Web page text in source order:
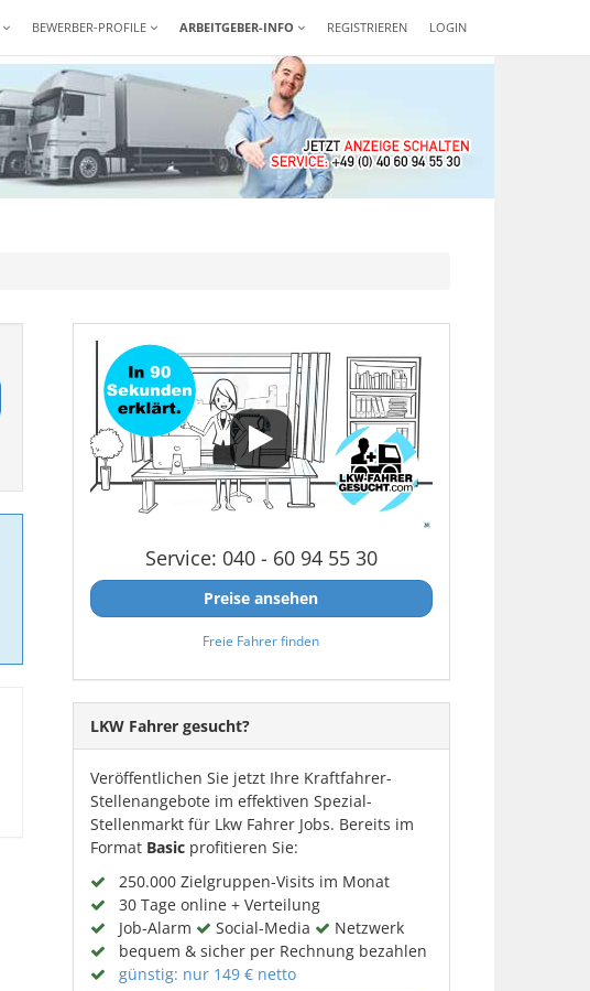
REGISTRIEREN LOGIN
BEWERBER-PROFILE ARBEITGEBER-INFO
Service: 040 - 60 94 55 30
Preise ansehen
Freie Fahrer finden
LKW Fahrer gesucht?
Veröffentlichen Sie jetzt Ihre Kraftfahrer-
Stellenangebote im effektiven Spezial-
Stellenmarkt für Lkw Fahrer Jobs. Bereits im
Format Basicprofitieren Sie:
250.000 Zielgruppen-Visits im Monat
30 Tage online + Verteilung
Job-Alarm
Social-Media
Netzwerk
bequem & sicher per Rechnung bezahlen
günstig: nur 149 € netto